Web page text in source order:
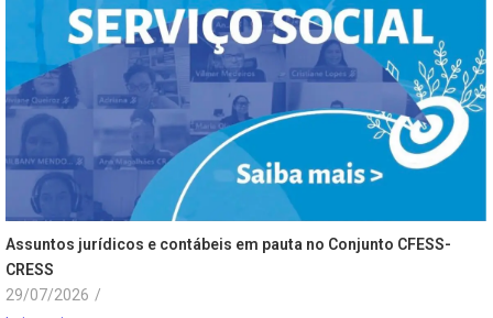
Assuntos jurídicos e contábeis em pauta no Conjunto CFESS-
CRESS
29/07/2026 /